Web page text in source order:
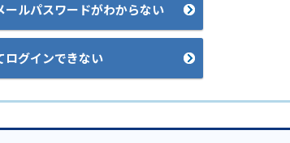
ールパスワードがわからない
ログインできない